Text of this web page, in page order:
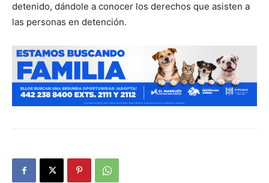
detenido, dándole a conocer los derechos que asisten a
las personas en detención.